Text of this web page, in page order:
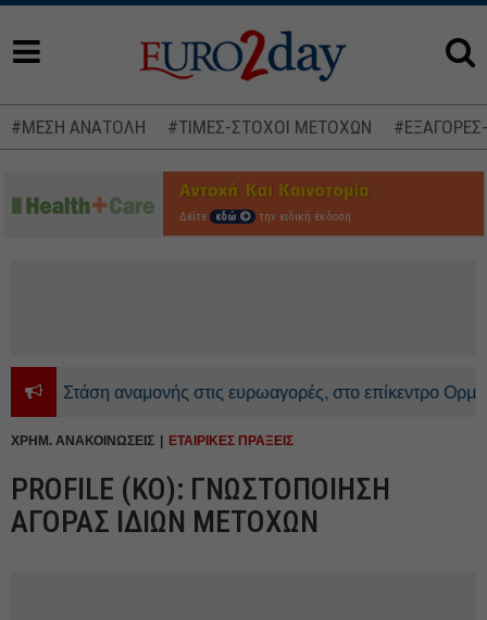
#ΜΕΣΗ ΑΝΑΤΟΛΗ #ΤΙΜΕΣ-ΣΤΟΧΟΙ ΜΕΤΟΧΩΝ
Δείτε εδώ την ειδική έκδοση
Στάση αναμονής στις ευρωαγορές, στο επίκεντρο Ορμούζ
ΧΡΗΜ. ΑΝΑΚΟΙΝΩΣΕΙΣ ΕΤΑΙΡΙΚΕΣ ΠΡΑΞΕΙΣ
PROFILE (ΚΟ): ΓΝΩΣΤΟΠΟΙΗΣΗ
ΑΓΟΡΑΣ ΙΔΙΩΝ ΜΕΤΟΧΩΝ